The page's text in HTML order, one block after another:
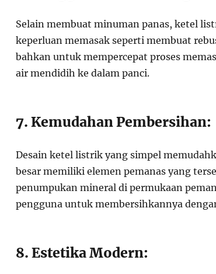
Selain membuat minuman panas, ketel
keperluan memasak seperti membuat
bahkan untuk mempercepat proses
air mendidih ke dalam panci.
7. Kemudahan Pembersihan:
Desain ketel listrik yang simpel
besar memiliki elemen pemanas yang
penumpukan mineral di permukaan
pengguna untuk membersihkannya
8. Estetika Modern: